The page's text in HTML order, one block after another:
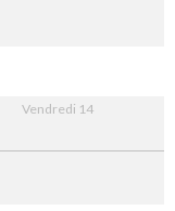
Vendredi 14